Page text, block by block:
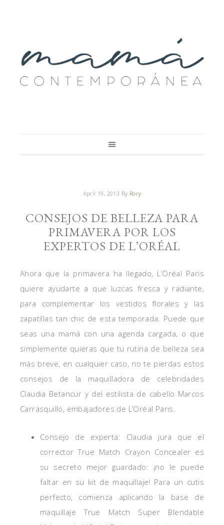
April 19, 2013 By Rory
CONSEJOS DE BELLEZA PARA
PRIMAVERA POR LOS
EXPERTOS DE L’ORÉAL
Ahora que la primavera ha llegado, L’Oréal Paris
quiere ayudarte a que luzcas fresca y radiante,
para complementar los vestidos florales y las
zapatillas tan chic de esta temporada. Puede que
seas una mamá con una agenda cargada, o que
simplemente quieras que tu rutina de belleza sea
más breve, en cualquier caso, no te pierdas estos
consejos de la maquilladora de celebridades
Claudia Betancur y del estilista de cabello Marcos
Carrasquillo, embajadores de L’Oréal Paris.
Consejo de experta: Claudia jura que el
corrector True Match Crayon Concealer es
su secreto mejor guardado: ¡no le puede
faltar en su kit de maquillaje! Para un cutis
perfecto, comienza aplicando la base de
maquillaje True Match Super Blendable